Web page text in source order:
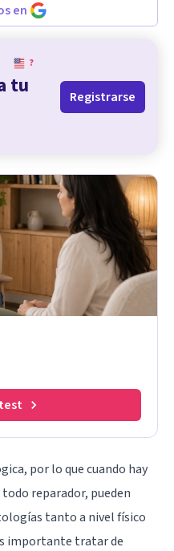
en
?
tu
Registrarse
por lo que cuando hay
reparador, pueden
tanto a nivel físico
importante tratar de